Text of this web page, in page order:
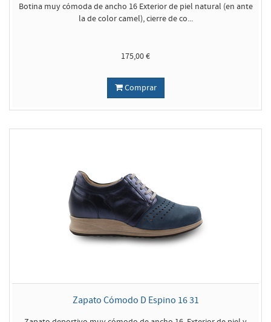
Botina muy cómoda de ancho 16 Exterior de piel natural (en ante
la de color camel), cierre de co...
175,00 €
Comprar
Zapato Cómodo D Espino 16 31